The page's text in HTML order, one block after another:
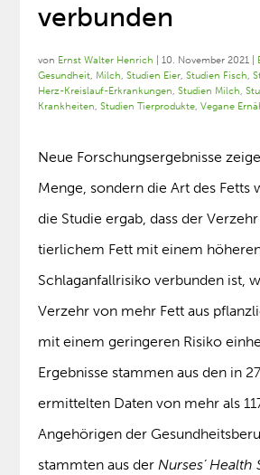
verbunden
von Ernst Walter Henrich |10. November 2021
Gesundheit, Milch,Studien Eier,Studien Fisch,
Herz-Kreislauf-Erkrankungen,Studien Milch,
Krankheiten,Studien Tierprodukte,Vegane
Neue Forschungsergebnisse
Menge, sondern die Art des Fetts
die Studie ergab, dass der
tierlichem Fett mit einem
Schlaganfallrisiko verbunden ist,
Verzehr von mehr Fett aus
mit einem geringeren Risiko
Ergebnisse stammen aus den in
ermittelten Daten von mehr als
Angehörigen der
stammten aus derNurses’ Health